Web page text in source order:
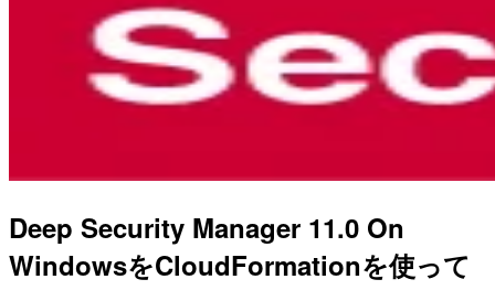
Deep Security Manager 11.0 On
WindowsをCloudFormationを使って